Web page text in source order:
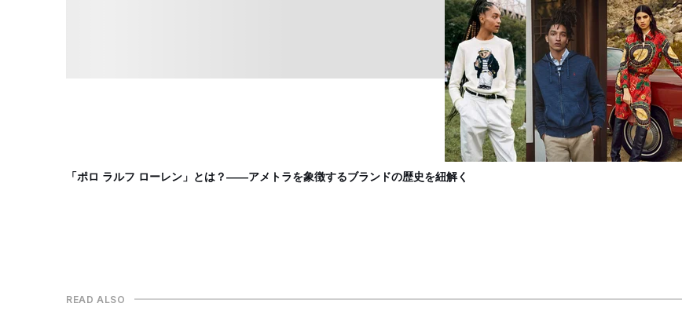
「ポロ ラルフ ローレン」とは？——アメトラを象徴するブランドの歴史を紐解く
READ ALSO